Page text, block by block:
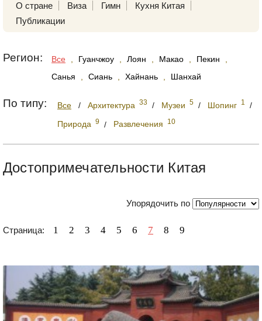
О стране
Виза Гимн
Кухня Китая
Публикации
Регион: Все Гуанчжоу Лоян Макао Пекин
Санья
Сиань Хайнань Шанхай
По типу: Все / Архитектура 33 / Музеи 5 / Шопинг 1 /
Природа 9 / Развлечения 10
Достопримечательности Китая
Упорядочить по
Страница: 1 2 3 4 5 6 7 8 9